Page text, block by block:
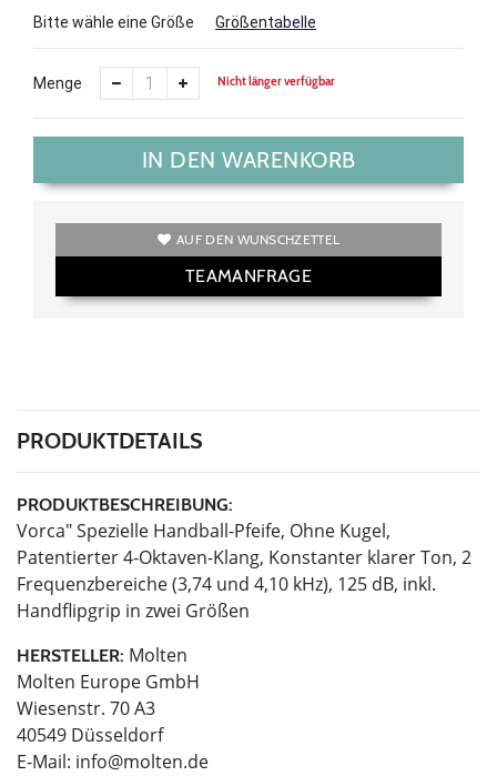
Bitte wähle eine Größe
Größentabelle
Menge Nicht länger verfügbar
IN DEN WARENKORB
AUF DEN WUNSCHZETTEL
TEAMANFRAGE
PRODUKTDETAILS
PRODUKTBESCHREIBUNG:
Vorca" Spezielle Handball-Pfeife, Ohne Kugel,
Patentierter 4-Oktaven-Klang, Konstanter klarer Ton, 2
Frequenzbereiche (3,74 und 4,10 kHz), 125 dB, inkl.
Handflipgrip in zwei Größen
HERSTELLER: Molten
Molten Europe GmbH
Wiesenstr. 70 A3
40549 Düsseldorf
E-Mail: info@molten.de